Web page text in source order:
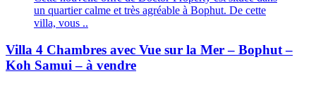
un quartier calme et très agréable à Bophut. De cette
villa, vous ..
Villa 4 Chambres avec Vue sur la Mer – Bophut –
Koh Samui – à vendre